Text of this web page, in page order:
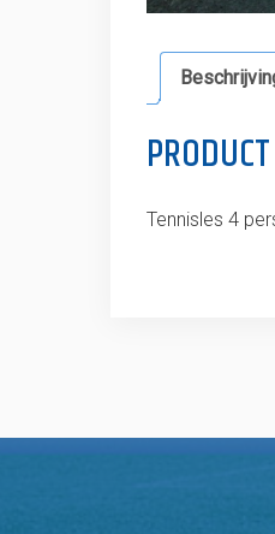
Tennisles 4